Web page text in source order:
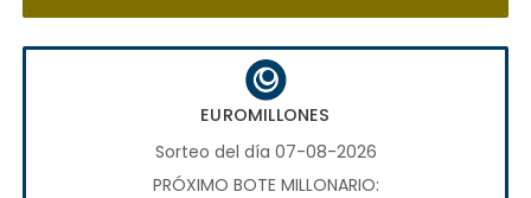
EUROMILLONES
Sorteo del día 07-08-2026
PRÓXIMO BOTE MILLONARIO: